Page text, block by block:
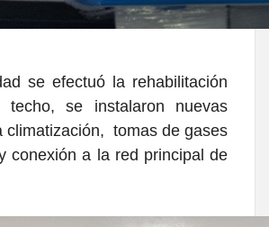
se efectuó la rehabilitación
techo, se instalaron nuevas
climatización, tomas de gases
conexión a la red principal de